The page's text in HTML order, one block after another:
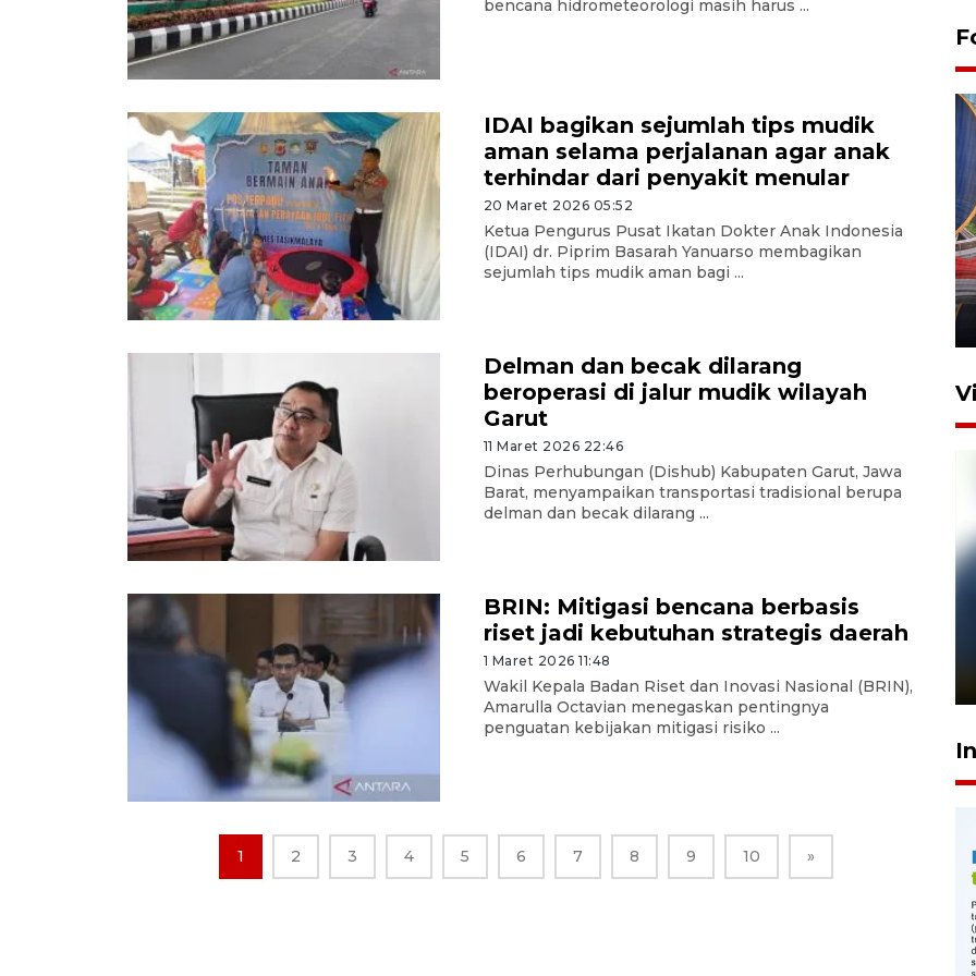
bencana hidrometeorologi masih harus ...
IDAI bagikan sejumlah tips mudik
aman selama perjalanan agar anak
terhindar dari penyakit menular
20 Maret 2026 05:52
Ketua Pengurus Pusat Ikatan Dokter Anak Indonesia
(IDAI) dr. Piprim Basarah Yanuarso membagikan
sejumlah tips mudik aman bagi ...
Delman dan becak dilarang
beroperasi di jalur mudik wilayah
Garut
11 Maret 2026 22:46
Dinas Perhubungan (Dishub) Kabupaten Garut, Jawa
Barat, menyampaikan transportasi tradisional berupa
delman dan becak dilarang ...
BRIN: Mitigasi bencana berbasis
riset jadi kebutuhan strategis daerah
1 Maret 2026 11:48
Wakil Kepala Badan Riset dan Inovasi Nasional (BRIN),
Amarulla Octavian menegaskan pentingnya
penguatan kebijakan mitigasi risiko ...
1 2 3 4 5 6 7 8 9 10 »
Komisi V DPR tinjau
perlintasan sebidang di
Pelanggan Filaha Farm setia
sampai 8 tahan?